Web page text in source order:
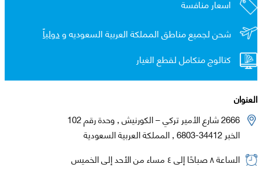
اسعار منافسة
شحن لجميع مناطق المملكة العربية السعوديه ودولياً
كتالوج متكامل لقطع الغيار
العنوان
2666 شارع الأمير تركي – الكورنيش , وحدة رقم 102
الخبر 34412-6803 , المملكة العربية السعودية
الساعة ٨ صباحًا إلى ٤ مساء من الأحد إلى الخميس